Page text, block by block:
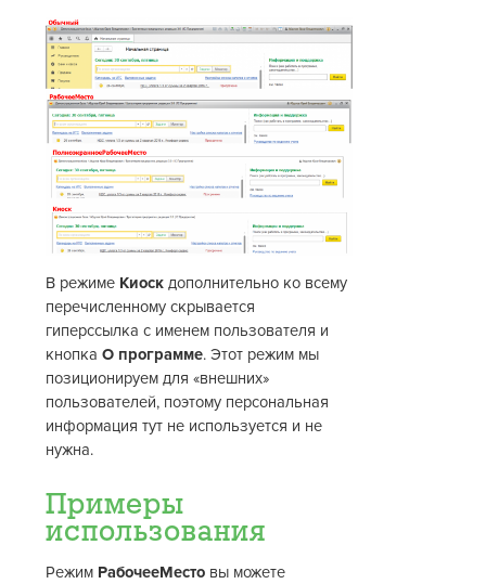
В режиме Киоск дополнительно ко всему
перечисленному скрывается
гиперссылка с именем пользователя и
кнопкаО программе. Этот режим мы
позиционируем для «внешних»
пользователей, поэтому персональная
информация тут не используется и не
нужна.
Примеры
использования
Режим РабочееМесто вы можете